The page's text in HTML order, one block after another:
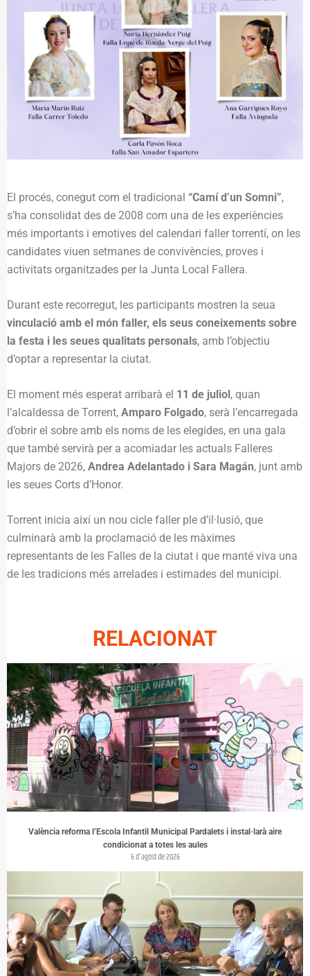
El procés, conegut com el tradicional “Camí d’un Somni”,
s’ha consolidat des de 2008 com una de les experiències
més importants i emotives del calendari faller torrentí, on les
candidates viuen setmanes de convivències, proves i
activitats organitzades per la Junta Local Fallera.
Durant este recorregut, les participants mostren la seua
vinculació amb el món faller, els seus coneixements sobre
la festa i les seues qualitats personals, amb l’objectiu
d’optar a representar la ciutat.
El moment més esperat arribarà el 11 de juliol, quan
l’alcaldessa de Torrent, Amparo Folgado, serà l’encarregada
d’obrir el sobre amb els noms de les elegides, en una gala
que també servirà per a acomiadar les actuals Falleres
Majors de 2026, Andrea Adelantado i Sara Magán, junt amb
les seues Corts d’Honor.
Torrent inicia així un nou cicle faller ple d’il·lusió, que
culminarà amb la proclamació de les màximes
representants de les Falles de la ciutat i que manté viva una
de les tradicions més arrelades i estimades del municipi.
RELACIONAT
València reforma l’Escola Infantil Municipal Pardalets i instal·larà aire
condicionat a totes les aules
6 d'agost de 2026